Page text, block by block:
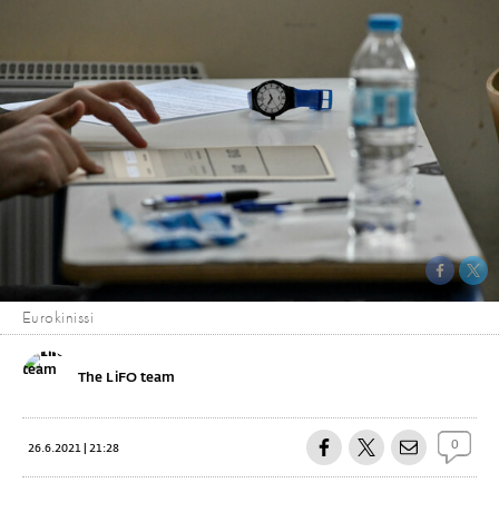
Eurokinissi
The LiFO team
26.6.2021 | 21:28 0